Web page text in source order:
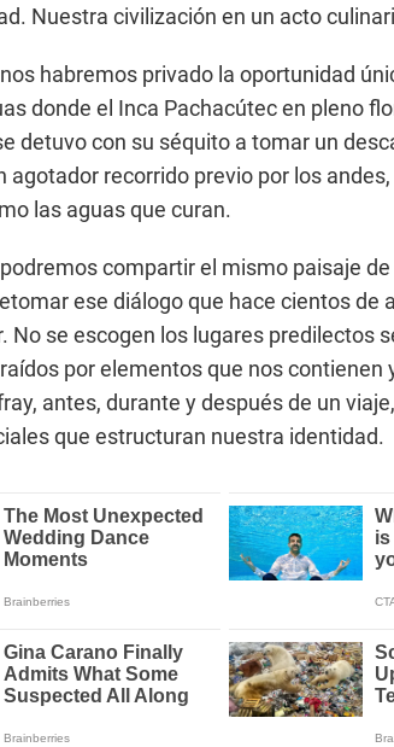
Nuestra civilización en un acto
habremos privado la oportunidad
donde el Inca Pachacútec en pleno
detuvo con su séquito a tomar un
agotador recorrido previo por los
las aguas que curan.
compartir el mismo paisaje
ese diálogo que hace cientos de
No se escogen los lugares predilectos
por elementos que nos contienen
antes, durante y después de un
que estructuran nuestra identidad.